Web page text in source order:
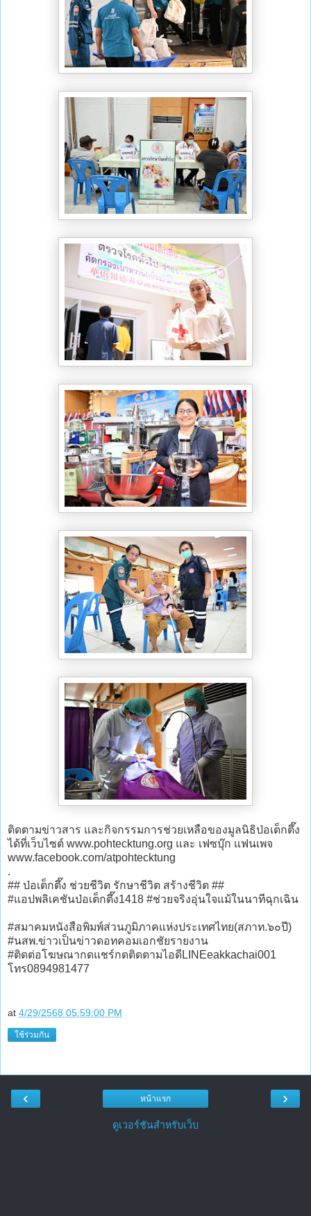
ติดตามข่าวสาร และกิจกรรมการช่วยเหลือของมูลนิธิป่อเต็กตึ๊ง
ได้ที่เว็บไซต์ www.pohtecktung.org และ เฟซบุ๊ก แฟนเพจ
www.facebook.com/atpohtecktung
.
## ป่อเต็กตึ๊ง ช่วยชีวิต รักษาชีวิต สร้างชีวิต ##
#แอปพลิเคชันป่อเต็กตึ๊ง1418 #ช่วยจริงอุ่นใจแม้ในนาทีฉุกเฉิน
#สมาคมหนังสือพิมพ์ส่วนภูมิภาคแห่งประเทศไทย(สภาท.๖๐ปี)
#นสพ.ข่าวเป็นข่าวดอทคอมเอกชัยรายงาน
#ติดต่อโฆษณากดแชร์กดติดตามไอดีLINEeakkachai001
โทร0894981477
at 4/29/2568 05:59:00 PM
ใช้ร่วมกัน
‹ ›
หน้าแรก
ดูเวอร์ชันสำหรับเว็บ